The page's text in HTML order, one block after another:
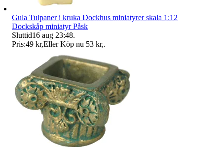
Gula Tulpaner i kruka Dockhus miniatyrer skala 1:12
Dockskåp miniatyr Påsk
Sluttid16 aug 23:48.
Pris:49 kr,Eller Köp nu 53 kr,.